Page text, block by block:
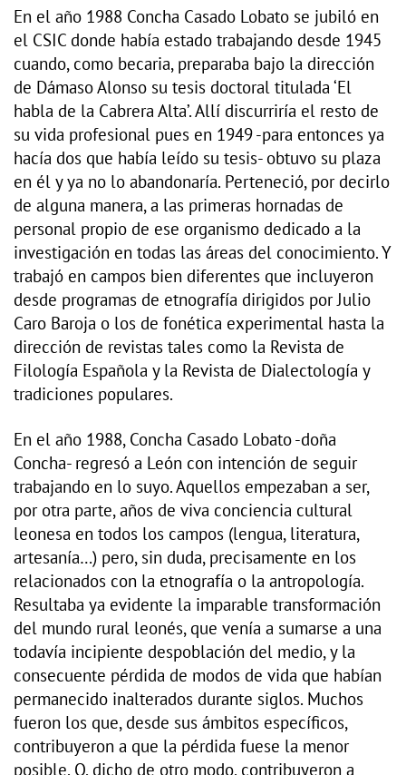
En el año 1988 Concha Casado Lobato se jubiló en
el CSIC donde había estado trabajando desde 1945
cuando, como becaria, preparaba bajo la dirección
de Dámaso Alonso su tesis doctoral titulada ‘El
habla de la Cabrera Alta’. Allí discurriría el resto de
su vida profesional pues en 1949 -para entonces ya
hacía dos que había leído su tesis- obtuvo su plaza
en él y ya no lo abandonaría. Perteneció, por decirlo
de alguna manera, a las primeras hornadas de
personal propio de ese organismo dedicado a la
investigación en todas las áreas del conocimiento. Y
trabajó en campos bien diferentes que incluyeron
desde programas de etnografía dirigidos por Julio
Caro Baroja o los de fonética experimental hasta la
dirección de revistas tales como la Revista de
Filología Española y la Revista de Dialectología y
tradiciones populares.
En el año 1988, Concha Casado Lobato -doña
Concha- regresó a León con intención de seguir
trabajando en lo suyo. Aquellos empezaban a ser,
por otra parte, años de viva conciencia cultural
leonesa en todos los campos (lengua, literatura,
artesanía…) pero, sin duda, precisamente en los
relacionados con la etnografía o la antropología.
Resultaba ya evidente la imparable transformación
del mundo rural leonés, que venía a sumarse a una
todavía incipiente despoblación del medio, y la
consecuente pérdida de modos de vida que habían
permanecido inalterados durante siglos. Muchos
fueron los que, desde sus ámbitos específicos,
contribuyeron a que la pérdida fuese la menor
posible. O, dicho de otro modo, contribuyeron a